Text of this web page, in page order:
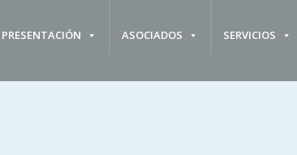
PRESENTACIÓN ASOCIADOS SERVICIOS